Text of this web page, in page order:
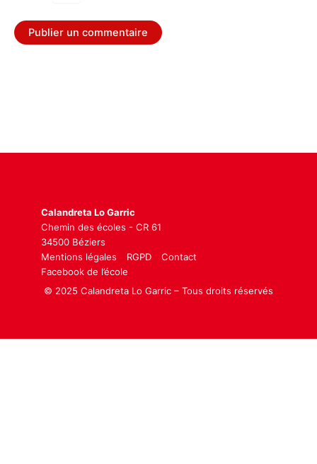
Calandreta Lo Garric
Chemin des écoles - CR 61
34500 Béziers
Mentions légales
RGPD
Contact
Facebook de l’école
© 2025 Calandreta Lo Garric – Tous droits réservés